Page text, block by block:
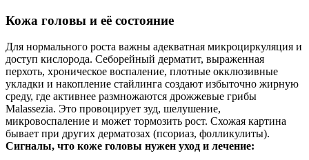
Кожа головы и её состояние
Для нормального роста важны адекватная микроциркуляция и
доступ кислорода. Себорейный дерматит, выраженная
перхоть, хроническое воспаление, плотные окклюзивные
укладки и накопление стайлинга создают избыточно жирную
среду, где активнее размножаются дрожжевые грибы
Malassezia. Это провоцирует зуд, шелушение,
микровоспаление и может тормозить рост. Схожая картина
бывает при других дерматозах (псориаз, фолликулиты).
Сигналы, что коже головы нужен уход и лечение: